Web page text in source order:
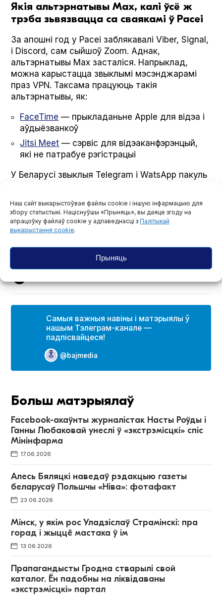
Наш сайт выкарыстоўвае файлы cookie і іншую інфармацыю для
збору статыстыкі. Націснуўшы «Прыняць», вы даяце згоду на
апрацоўку файлаў cookie у адпаведнасці з Палітыкай
выкарыстання cookie.
Прыняць
Якія альтэрнатывы Мах, калі ўсё ж
трэба зьвязвацца са сваякамі ў Расеі
За апошні год у Расеі заблякавалі Viber, Sig­nal,
і Dis­cord, сам сыйшоў Zoom. Аднак,
альтэрнатывы Мах засталіся. Напрыклад,
можна карыстацца звыклымі мэсэнджарамі
праз VPN. Таксама працуюць такія
альтэрнатывы, як:
Face­Time — прыкладаньне Apple для відэа і
аўдыёзванкоў
Jit­si Meet — сэрвіс для відэаканфэрэнцый,
які не патрабуе рэгістрацыі
У Беларусі звыклыя Telegram і Wat­sApp пакуль
#бяспека
Падзяліцца навінамі ў сацыяльных сетках
Самыя важныя навіны і матэрыялы ў
нашым Тэлеграм-канале —
падпісвайцеся!
@bajmedia
Больш матэрыялаў
Facebook-акаўнты журналістак Насты Роўды і
Ганны Любаковай унеслі ў «экстрэмісцкі» спіс
Мінінфарма
17.06.2026
Алесь Бяляцкі наведаў рэдакцыю газеты
беларусаў Польшчы «Ніва»: фотафакт
23.06.2026
Мінск, у якім рос Уладзіслаў Страмінскі: пра
горад і жыццё мастака ў ім
13.06.2026
Прапагандысты Гродна стварылі свой
каталог. Ён падобны на ліквідаваны
«экстрэмісцкі» партал